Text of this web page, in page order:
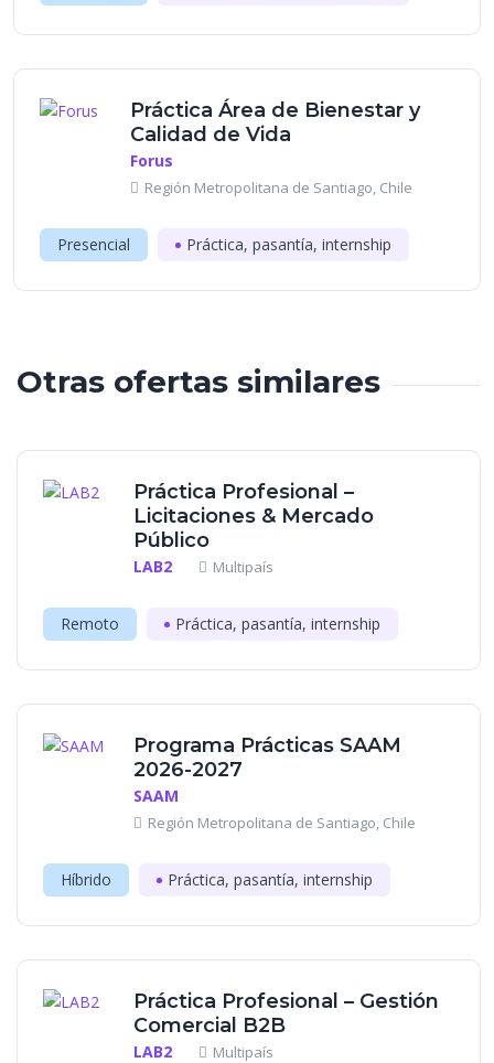
Práctica Área de Bienestar y
Calidad de Vida
Forus
Región Metropolitana de Santiago, Chile
Presencial Práctica, pasantía, internship
Otras ofertas similares
Práctica Profesional –
Licitaciones & Mercado
Público
LAB2 Multipaís
Remoto Práctica, pasantía, internship
Programa Prácticas SAAM
2026-2027
SAAM
Región Metropolitana de Santiago, Chile
Híbrido Práctica, pasantía, internship
Práctica Profesional – Gestión
Comercial B2B
LAB2 Multipaís